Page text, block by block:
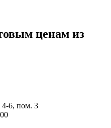
ценам из
4-6, пом. 3